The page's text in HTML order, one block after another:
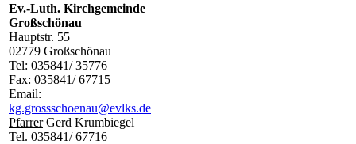
Ev.-Luth. Kirchgemeinde
Großschönau
Hauptstr. 55
02779 Großschönau
Tel: 035841/ 35776
Fax: 035841/ 67715
Email:
kg.grossschoenau@evlks.de
PfarrerGerd Krumbiegel
Tel. 035841/ 67716